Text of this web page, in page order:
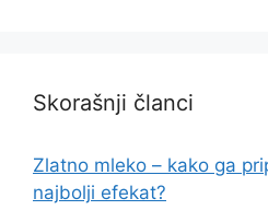
Skorašnji članci
Zlatno mleko – kako ga
najbolji efekat?